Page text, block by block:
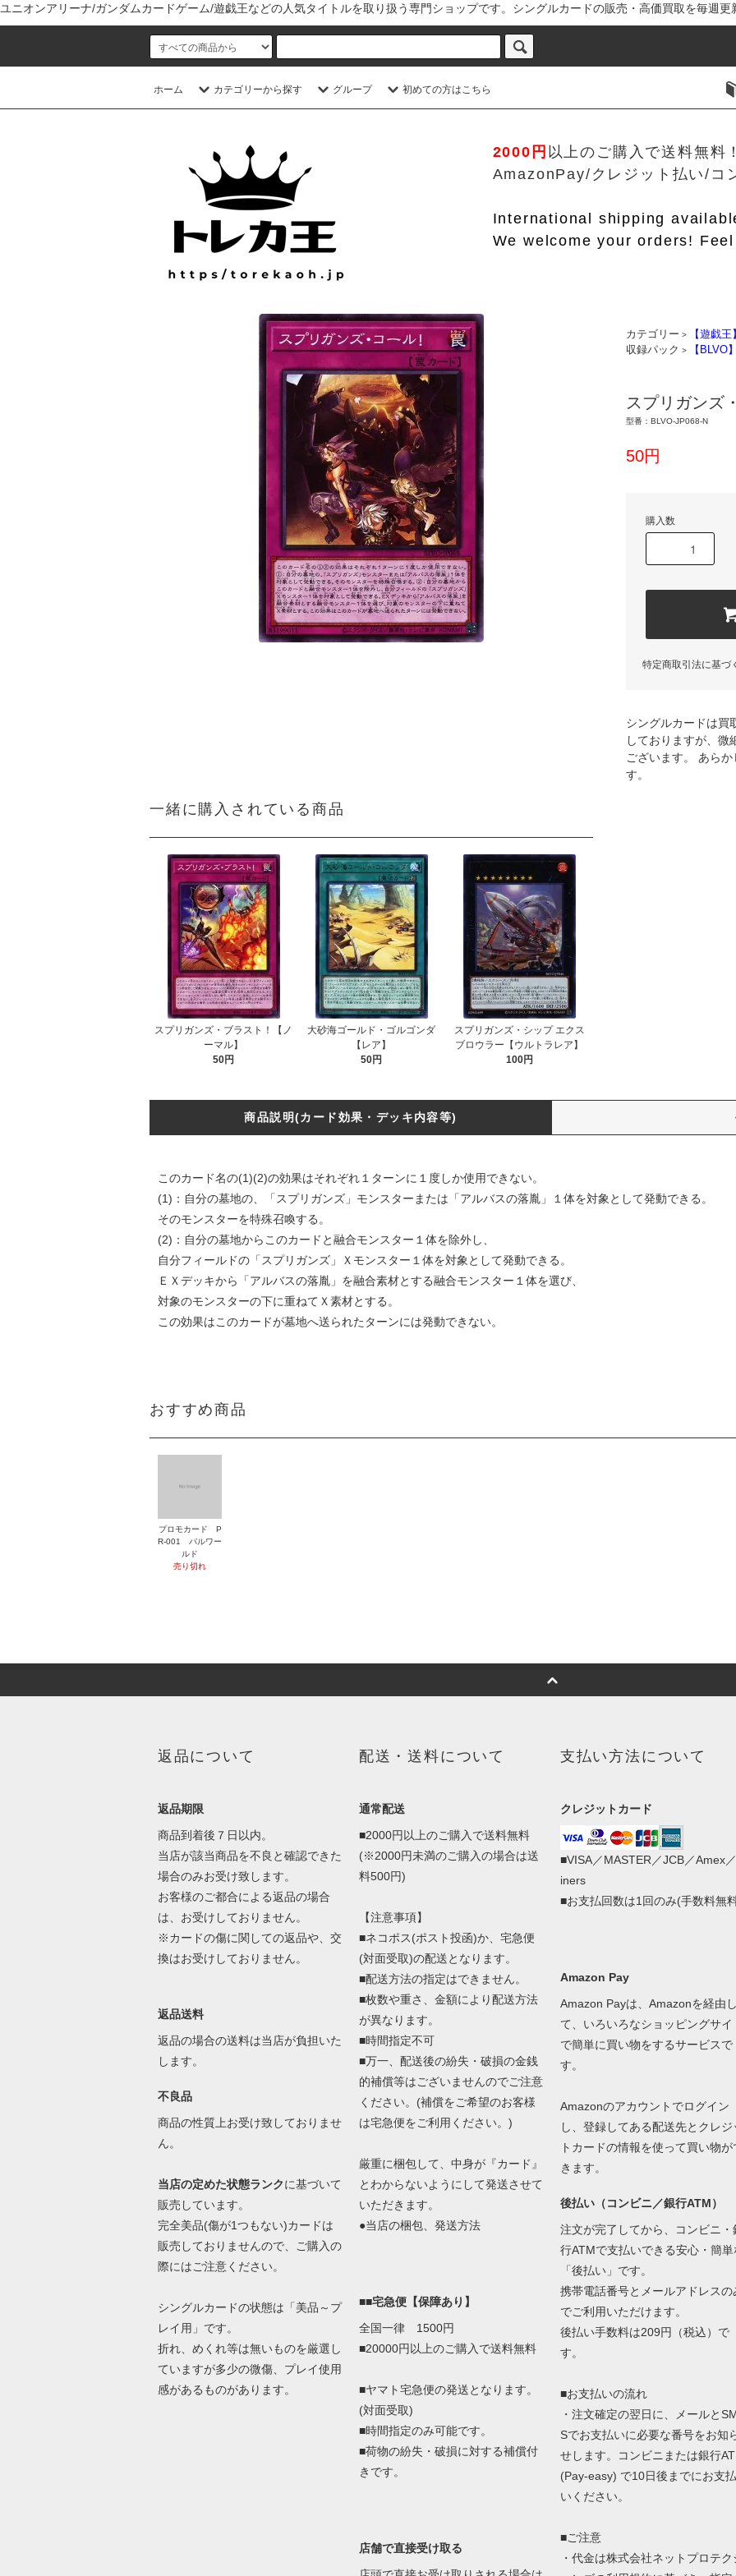
ユニオンアリーナ/ガンダムカードゲーム/遊戯王などの人気タイトルを取り扱う専門ショップです。シングルカードの販売・高価買取を毎週更
ホーム カテゴリーから探す グループ 初めての方はこちら
2000円 以上のご購入で送料無料
AmazonPay/クレジット払い/コ
International shipping
We welcome your orders!
一緒に購入されている商品
スプリガンズ・ブラスト！【ノ
ーマル】
50円
大砂海ゴールド・ゴルゴンダ
【レア】
50円
スプリガンズ・シップ エクス
ブロウラー【ウルトラレア】
100円
カテゴリー >
【遊戯
収録パック > 【BLVO
スプリガンズ
型番：BLVO-JP068-N
50円
購入数
特定商取引法に基づ
シングルカードは買
しておりますが、微
ございます。 あら
す。
商品説明(カード効果・デッキ内容等)
このカード名の(1)(2)の効果はそれぞれ１ターンに１度しか使用できない。
(1)：自分の墓地の、「スプリガンズ」モンスターまたは「アルバスの落胤」１体を対象として発動できる。
そのモンスターを特殊召喚する。
(2)：自分の墓地からこのカードと融合モンスター１体を除外し、
自分フィールドの「スプリガンズ」Ｘモンスター１体を対象として発動できる。
ＥＸデッキから「アルバスの落胤」を融合素材とする融合モンスター１体を選び、
対象のモンスターの下に重ねてＸ素材とする。
この効果はこのカードが墓地へ送られたターンには発動できない。
おすすめ商品
プロモカード P
R-001 パルワー
ルド
売り切れ
返品について
返品期限
商品到着後７日以内。
当店が該当商品を不良と確認できた
場合のみお受け致します。
お客様のご都合による返品の場合
は、お受けしておりません。
※カードの傷に関しての返品や、交
換はお受けしておりません。
返品送料
返品の場合の送料は当店が負担いた
します。
不良品
商品の性質上お受け致しておりませ
ん。
当店の定めた状態ランクに基づいて
販売しています。
完全美品(傷が1つもない)カードは
販売しておりませんので、ご購入の
際にはご注意ください。
シングルカードの状態は「美品～プ
レイ用」です。
折れ、めくれ等は無いものを厳選し
ていますが多少の微傷、プレイ使用
感があるものがあります。
配送・送料について
通常配送
■2000円以上のご購入で送料無料
(※2000円未満のご購入の場合は送
料500円)
【注意事項】
■ネコポス(ポスト投函)か、宅急便
(対面受取)の配送となります。
■配送方法の指定はできません。
■枚数や重さ、金額により配送方法
が異なります。
■時間指定不可
■万一、配送後の紛失・破損の金銭
的補償等はございませんのでご注意
ください。(補償をご希望のお客様
は宅急便をご利用ください。)
厳重に梱包して、中身が『カード』
とわからないようにして発送させて
いただきます。
●当店の梱包、発送方法
■■宅急便【保障あり】
全国一律 1500円
■20000円以上のご購入で送料無料
■ヤマト宅急便の発送となります。
(対面受取)
■時間指定のみ可能です。
■荷物の紛失・破損に対する補償付
きです。
店舗で直接受け取る
支払い方法について
クレジットカード
■VISA／MASTER／JCB／Amex
iners
■お支払回数は1回のみ(手数料無
Amazon Pay
Amazon Payは、Amazonを経由
て、いろいろなショッピングサイ
で簡単に買い物をするサービスで
す。
Amazonのアカウントでログイン
し、登録してある配送先とクレジ
トカードの情報を使って買い物が
きます。
後払い（コンビニ／銀行ATM）
注文が完了してから、コンビニ・
行ATMで支払いできる安心・簡単
「後払い」です。
携帯電話番号とメールアドレスの
でご利用いただけます。
後払い手数料は209円（税込）で
す。
■お支払いの流れ
・注文確定の翌日に、メールと
Sでお支払いに必要な番号をお知
せします。コンビニまたは銀行
(Pay-easy) で10日後までにお支払
いください。
■ご注意
・代金は株式会社ネットプロテク